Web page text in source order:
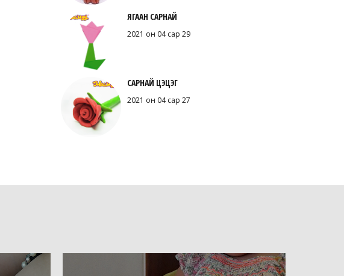
ЯГААН САРНАЙ
2021 он 04 сар 29
САРНАЙ ЦЭЦЭГ
2021 он 04 сар 27